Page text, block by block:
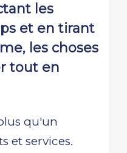
les
et en tirant
les choses
tout en
qu'un
et services.